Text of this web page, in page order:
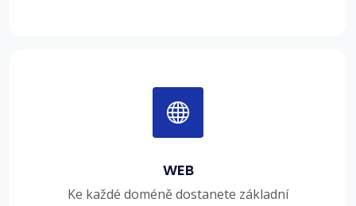
WEB
Ke každé doméně dostanete základní